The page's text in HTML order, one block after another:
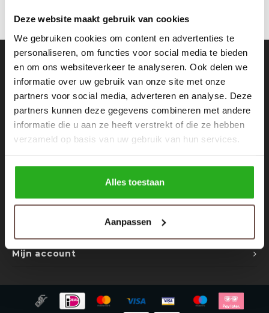
Deze website maakt gebruik van cookies
We gebruiken cookies om content en advertenties te
personaliseren, om functies voor social media te bieden
en om ons websiteverkeer te analyseren. Ook delen we
informatie over uw gebruik van onze site met onze
partners voor social media, adverteren en analyse. Deze
partners kunnen deze gegevens combineren met andere
informatie die u aan ze heeft verstrekt of die ze hebben
verzameld op basis van uw gebruik van hun services.
Alles toestaan
Aanpassen
Accessoires
Rokken
Tassen
Tops
Jumpsuites
Hoodies
Body's
Tracksuits
Sweaters
Pullovers
Schoenen
Accessoires
Underwear
Jassen
Tracksuits
Bodywarmers
Trackpants
Overhemden
Contact
Nieuwsbrief
Ontvang de laatste updates, nieuws en aanbiedingen via email
Volg ons
Mijn account